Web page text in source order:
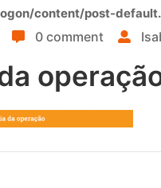
content/post-
0 comment